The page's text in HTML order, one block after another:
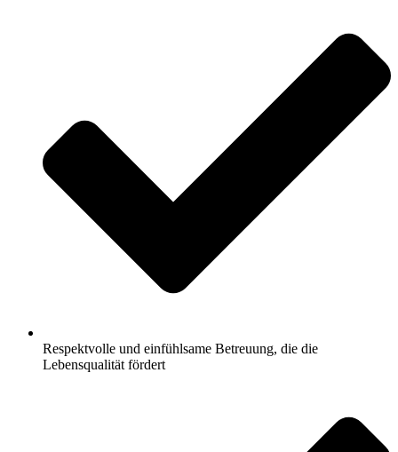
Respektvolle und einfühlsame Betreuung, die die
Lebensqualität fördert